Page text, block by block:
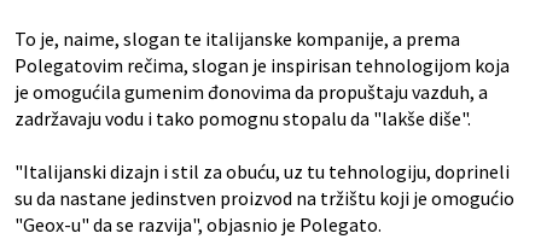
To je, naime, slogan te italijanske kompanije, a prema
Polegatovim rečima, slogan je inspirisan tehnologijom koja
je omogućila gumenim đonovima da propuštaju vazduh, a
zadržavaju vodu i tako pomognu stopalu da "lakše diše".
"Italijanski dizajn i stil za obuću, uz tu tehnologiju, doprineli
su da nastane jedinstven proizvod na tržištu koji je omogućio
"Geox-u" da se razvija", objasnio je Polegato.